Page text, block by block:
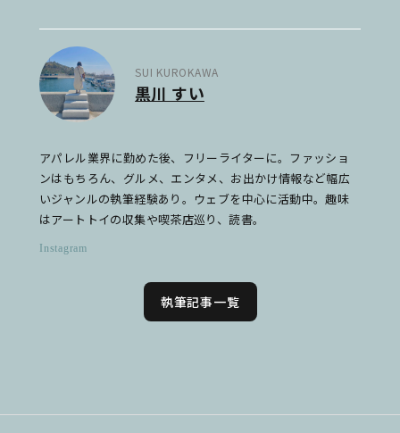
SUI KUROKAWA
黒川 すい
アパレル業界に勤めた後、フリーライターに。ファッショ
ンはもちろん、グルメ、エンタメ、お出かけ情報など幅広
いジャンルの執筆経験あり。ウェブを中心に活動中。趣味
はアートトイの収集や喫茶店巡り、読書。
Instagram
執筆記事一覧